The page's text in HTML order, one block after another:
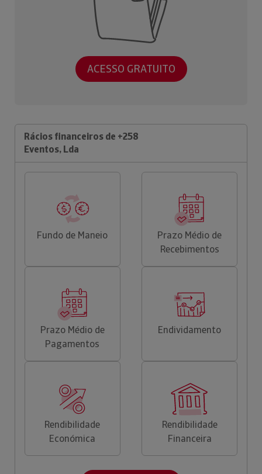
ACESSO GRATUITO
Rácios financeiros de +258
Eventos, Lda
Fundo de Maneio
Prazo Médio de
Recebimentos
Prazo Médio de
Pagamentos
Endividamento
Rendibilidade
Económica
Rendibilidade
Financeira